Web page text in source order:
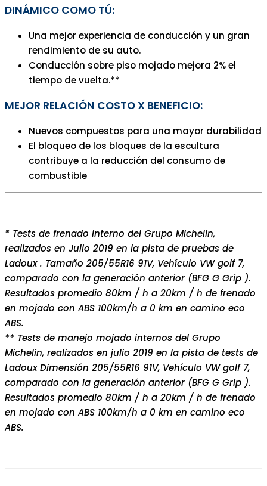
DINÁMICO COMO TÚ:
Una mejor experiencia de conducción y un gran
rendimiento de su auto.
Conducción sobre piso mojado mejora 2% el
tiempo de vuelta.**
MEJOR RELACIÓN COSTO X BENEFICIO:
Nuevos compuestos para una mayor durabilidad
El bloqueo de los bloques de la escultura
contribuye a la reducción del consumo de
combustible
* Tests de frenado interno del Grupo Michelin,
realizados en Julio 2019 en la pista de pruebas de
Ladoux . Tamaño 205/55R16 91V, Vehículo VW golf 7,
comparado con la generación anterior (BFG G Grip ).
Resultados promedio 80km / h a 20km / h de frenado
en mojado con ABS 100km/h a 0 km en camino eco
ABS.
** Tests de manejo mojado internos del Grupo
Michelin, realizados en julio 2019 en la pista de tests de
Ladoux Dimensión 205/55R16 91V, Vehículo VW golf 7,
comparado con la generación anterior (BFG G Grip ).
Resultados promedio 80km / h a 20km / h de frenado
en mojado con ABS 100km/h a 0 km en camino eco
ABS.